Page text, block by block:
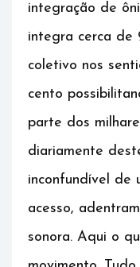
integração de
integra cerca de
coletivo nos
cento
parte dos
diariamente
inconfundível de
acesso,
sonora. Aqui o